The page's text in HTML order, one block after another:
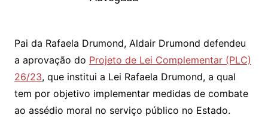
Pai da Rafaela Drumond, Aldair Drumond defendeu
a aprovação do Projeto de Lei Complementar (PLC)
26/23, que institui a Lei Rafaela Drumond, a qual
tem por objetivo implementar medidas de combate
ao assédio moral no serviço público no Estado.